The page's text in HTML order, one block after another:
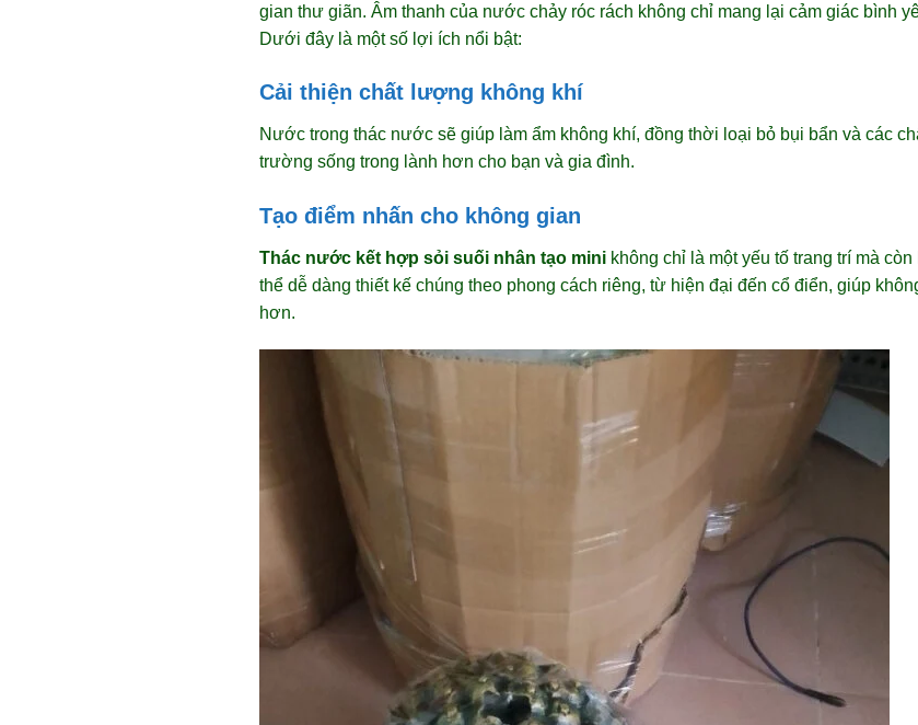
gian thư giãn. Âm thanh của nước chảy róc rách không chỉ mang lại cảm giác bình
Dưới đây là một số lợi ích nổi bật:
Cải thiện chất lượng không khí
Nước trong thác nước sẽ giúp làm ẩm không khí, đồng thời loại bỏ bụi bẩn và các
trường sống trong lành hơn cho bạn và gia đình.
Tạo điểm nhấn cho không gian
Thác nước kết hợp sỏi suối nhân tạo mini không chỉ là một yếu tố trang trí mà
thể dễ dàng thiết kế chúng theo phong cách riêng, từ hiện đại đến cổ điển, giúp
hơn.